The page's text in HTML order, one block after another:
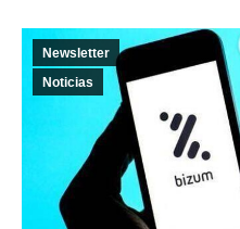
Newsletter
Noticias